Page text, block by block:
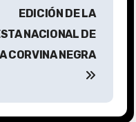
EDICIÓN DE LA
NACIONAL DE
CORVINA NEGRA